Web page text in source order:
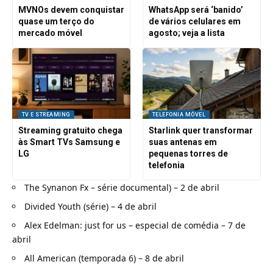
MVNOs devem conquistar
quase um terço do
mercado móvel
WhatsApp será ‘banido’
de vários celulares em
agosto; veja a lista
TV E STREAMING
Streaming gratuito chega
às Smart TVs Samsung e
LG
TELEFONIA MÓVEL
Starlink quer transformar
suas antenas em
pequenas torres de
telefonia
The Synanon Fx – série documental) – 2 de abril
Divided Youth (série) – 4 de abril
Alex Edelman: just for us – especial de comédia – 7 de
abril
All American (temporada 6) – 8 de abril